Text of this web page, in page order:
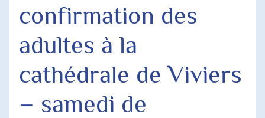
Agenda Paroissial
Horaires des Messes
confirmation des
adultes à la
cathédrale de Viviers
– samedi de